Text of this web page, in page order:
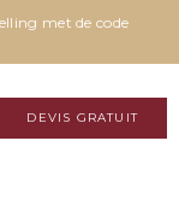
met de code
DEVIS GRATUIT